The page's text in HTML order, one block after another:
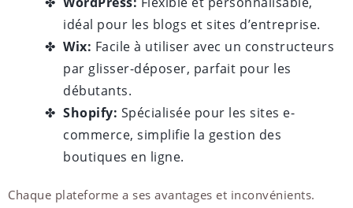
idéal pour les blogs et sites d’entreprise.
Wix: Facile à utiliser avec un constructeurs
par glisser-déposer, parfait pour les
débutants.
Shopify: Spécialisée pour les sites e-
commerce, simplifie la gestion des
boutiques en ligne.
Chaque plateforme a ses avantages et inconvénients.